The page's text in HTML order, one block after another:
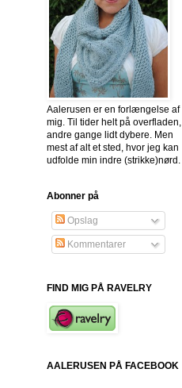
Aalerusen er en forlængelse af
mig. Til tider helt på overfladen,
andre gange lidt dybere. Men
mest af alt et sted, hvor jeg kan
udfolde min indre (strikke)nørd.
Abonner på
Opslag
Kommentarer
FIND MIG PÅ RAVELRY
AALERUSEN PÅ FACEBOOK